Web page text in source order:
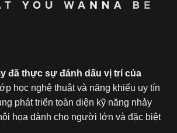
đã thực sự đánh dấu vị trí của
học nghệ thuật và năng khiếu uy tín
phát triển toàn diện kỹ năng nhảy
họa dành cho người lớn và đặc biệt